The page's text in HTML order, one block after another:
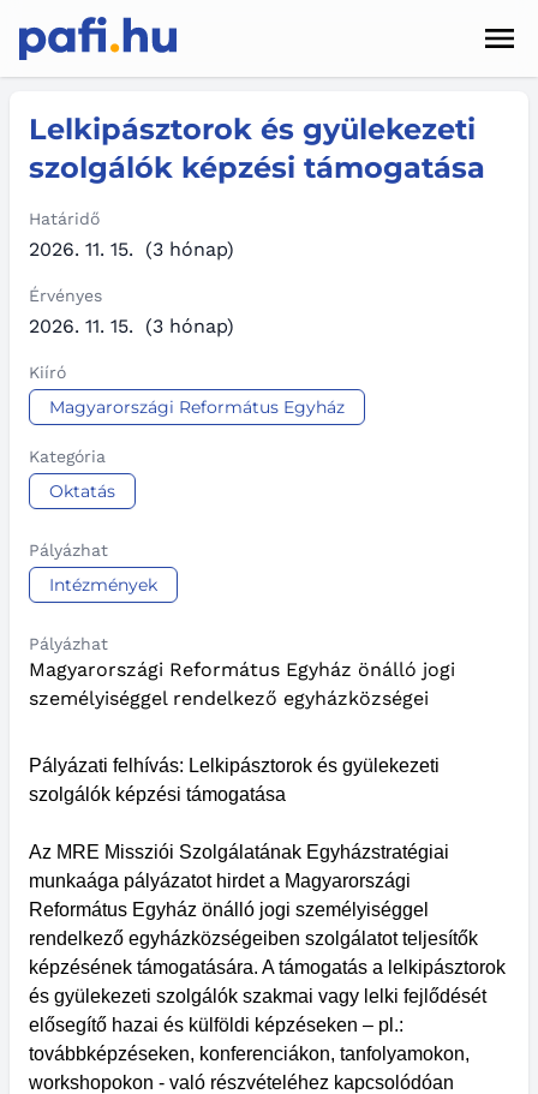
Pályázatok
Szolgáltatások
Sötét mód
Lelkipásztorok és gyülekezeti
szolgálók képzési támogatása
Határidő
2026. 11. 15. (3 hónap)
Érvényes
2026. 11. 15. (3 hónap)
Kiíró
Magyarországi Református Egyház
Kategória
Oktatás
Pályázhat
Intézmények
Pályázhat
Magyarországi Református Egyház önálló jogi
személyiséggel rendelkező egyházközségei
Pályázati felhívás: Lelkipásztorok és gyülekezeti
szolgálók képzési támogatása
Az MRE Missziói Szolgálatának Egyházstratégiai
munkaága pályázatot hirdet a Magyarországi
Református Egyház önálló jogi személyiséggel
rendelkező egyházközségeiben szolgálatot teljesítők
képzésének támogatására. A támogatás a lelkipásztorok
és gyülekezeti szolgálók szakmai vagy lelki fejlődését
elősegítő hazai és külföldi képzéseken – pl.:
továbbképzéseken, konferenciákon, tanfolyamokon,
workshopokon - való részvételéhez kapcsolódóan